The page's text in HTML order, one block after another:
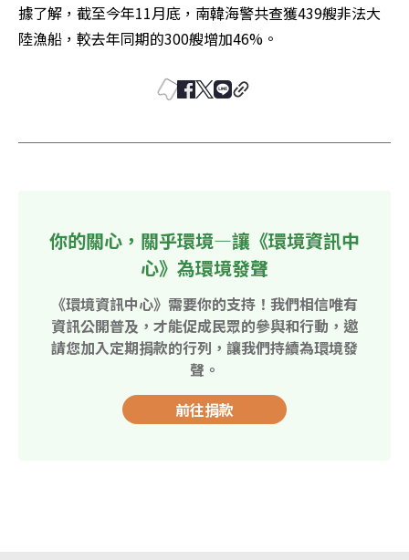
據了解，截至今年11月底，南韓海警共查獲439艘非法大
陸漁船，較去年同期的300艘增加46%。
你的關心，關乎環境—讓《環境資訊中
心》為環境發聲
《環境資訊中心》需要你的支持！我們相信唯有
資訊公開普及，才能促成民眾的參與和行動，邀
請您加入定期捐款的行列，讓我們持續為環境發
聲。
前往捐款